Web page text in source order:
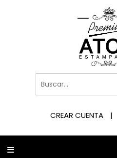
CREAR CUENTA